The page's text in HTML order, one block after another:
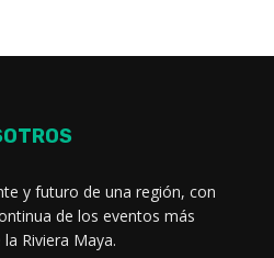
y futuro de una región, con
de los eventos más
Riviera Maya.